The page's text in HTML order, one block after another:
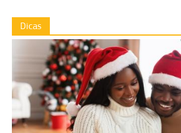
Dicas